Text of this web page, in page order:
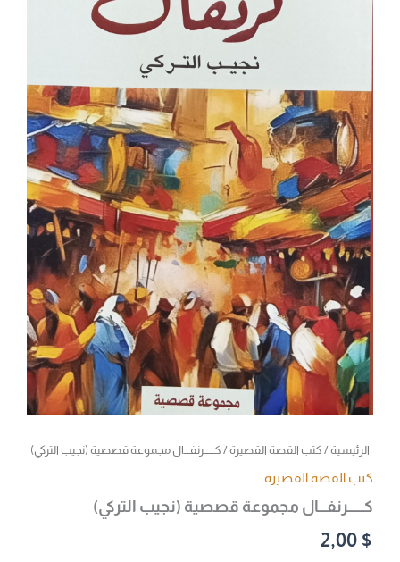
الرئيسية/ كتب القصة القصيرة/ كــــــرنفـــال مجموعة قصصية (نجيب التركي)
كتب القصة القصيرة
كــــــرنفـــال مجموعة قصصية (نجيب التركي)
2,00 $